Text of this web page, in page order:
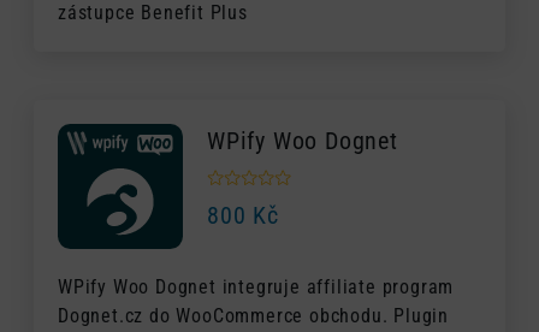
zástupce Benefit Plus
WPify Woo Dognet
800 Kč
WPify Woo Dognet integruje affiliate program
Dognet.cz do WooCommerce obchodu. Plugin